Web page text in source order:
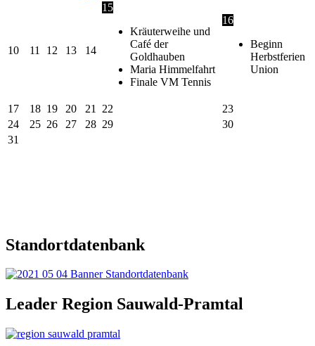
10 11 12 13 14
15
Kräuterweihe und
Café der
Goldhauben
Maria Himmelfahrt
Finale VM Tennis
16
Beginn
Herbstferien
Union
17 18 19 20 21 22
23
24
25 26 27 28 29
30
31
Standortdatenbank
Leader Region Sauwald-Pramtal